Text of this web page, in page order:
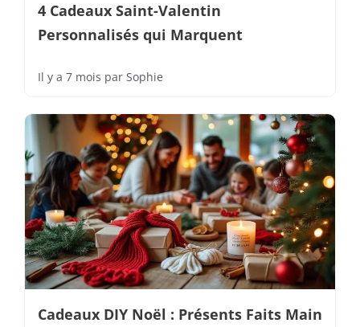
4 Cadeaux Saint-Valentin
Personnalisés qui Marquent
Il y a 7 mois par Sophie
Cadeaux DIY Noël : Présents Faits Main